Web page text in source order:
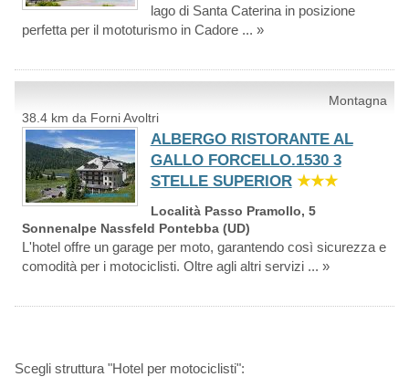
lago di Santa Caterina in posizione
perfetta per il mototurismo in Cadore ... »
Montagna
38.4 km da Forni Avoltri
ALBERGO RISTORANTE AL
GALLO FORCELLO.1530 3
STELLE SUPERIOR ★★★
Località Passo Pramollo, 5
Sonnenalpe Nassfeld Pontebba (UD)
L'hotel offre un garage per moto, garantendo così sicurezza e
comodità per i motociclisti. Oltre agli altri servizi ... »
Scegli struttura "Hotel per motociclisti":